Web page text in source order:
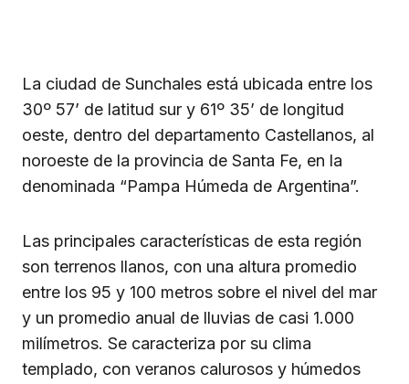
La ciudad de Sunchales está ubicada entre los
30º 57’ de latitud sur y 61º 35’ de longitud
oeste, dentro del departamento Castellanos, al
noroeste de la provincia de Santa Fe, en la
denominada “Pampa Húmeda de Argentina”.
Las principales características de esta región
son terrenos llanos, con una altura promedio
entre los 95 y 100 metros sobre el nivel del mar
y un promedio anual de lluvias de casi 1.000
milímetros. Se caracteriza por su clima
templado, con veranos calurosos y húmedos